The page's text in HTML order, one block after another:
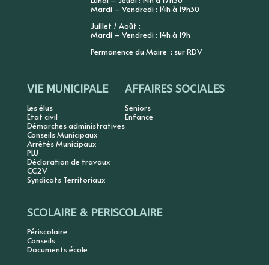
Mardi – Vendredi : 14h à 19h30
Juillet / Août :
Mardi – Vendredi : 14h à 19h
Permanence du Maire : sur RDV
VIE MUNICIPALE
Les élus
Etat civil
Démarches administratives
Conseils Municipaux
Arrêtés Municipaux
PLU
Déclaration de travaux
CC2V
Syndicats Territoriaux
AFFAIRES SOCIALES
Seniors
Enfance
SCOLAIRE & PERISCOLAIRE
Périscolaire
Conseils
Documents école